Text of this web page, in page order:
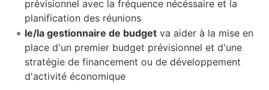
prévisionnel avec la fréquence nécéssaire et la
planification des réunions
le/la gestionnaire de budgetva aider à la mise en
place d'un premier budget prévisionnel et d'une
stratégie de financement ou de développement
d'activité économique